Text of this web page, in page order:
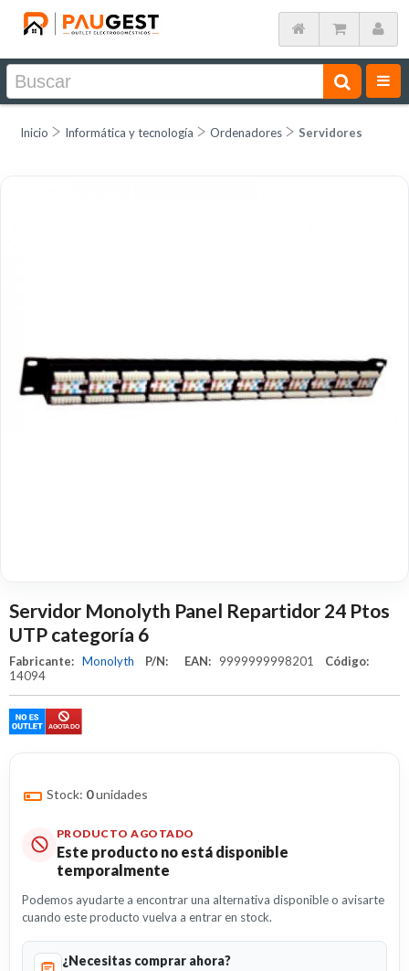
Inicio Informática y tecnología Ordenadores Servidores
Servidor Monolyth Panel Repartidor 24 Ptos
UTP categoría 6
Fabricante: Monolyth P/N: EAN: 9999999998201 Código:
14094
Stock: 0unidades
PRODUCTO AGOTADO
Este producto no está disponible
temporalmente
Podemos ayudarte a encontrar una alternativa disponible o avisarte
cuando este producto vuelva a entrar en stock.
¿Necesitas comprar ahora?